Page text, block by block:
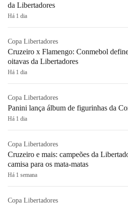
da Libertadores
Há 1 dia
Copa Libertadores
Cruzeiro x Flamengo: Conmebol
oitavas da Libertadores
Há 1 dia
Copa Libertadores
Panini lança álbum de figurinhas da
Há 1 dia
Copa Libertadores
Cruzeiro e mais: campeões da
camisa para os mata-matas
Há 1 semana
Copa Libertadores